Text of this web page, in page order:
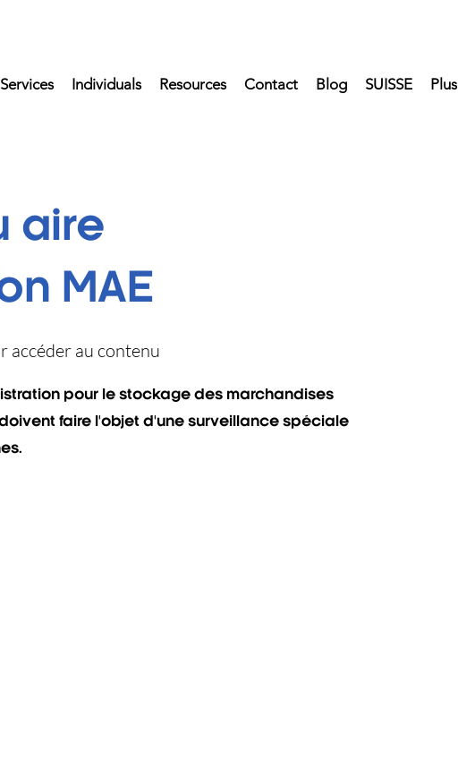
Individuals Resources Contact Blog SUISSE Plus
aire
MAE
accéder au contenu
pour le stockage des marchandises
faire l'objet d'une surveillance spéciale